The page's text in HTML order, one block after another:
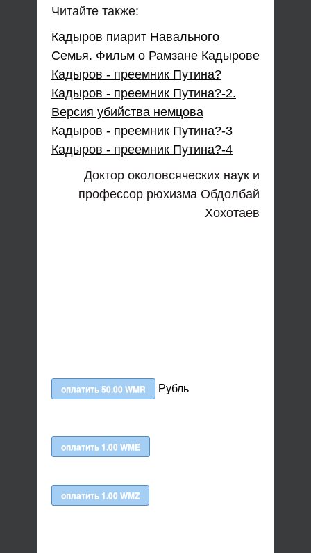
Читайте также:
Кадыров пиарит Навального
Семья. Фильм о Рамзане Кадырове
Кадыров - преемник Путина?
Кадыров - преемник Путина?-2.
Версия убийства немцова
Кадыров - преемник Путина?-3
Кадыров - преемник Путина?-4
Доктор околовсяческих наук и
профессор рюхизма Обдолбай
Хохотаев
Рубль